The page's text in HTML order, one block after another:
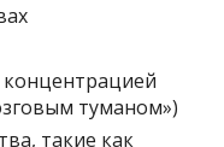
туманом»)
такие как